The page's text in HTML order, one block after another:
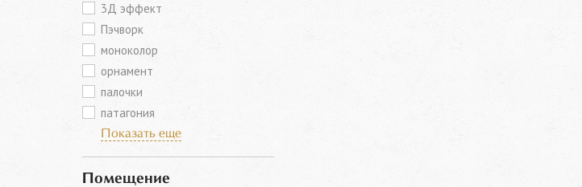
3Д эффект
Пэчворк
моноколор
орнамент
палочки
патагония
Показать еще
Помещение